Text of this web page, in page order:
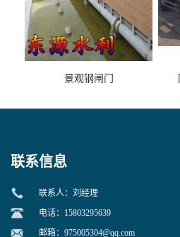
景观钢闸门
联系信息
联系人：刘经理
电话：15803295639
邮箱： 975005304@qq.com